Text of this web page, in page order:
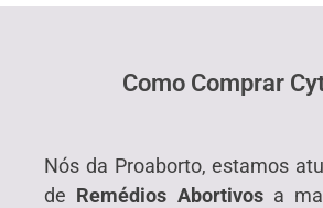
Como Comprar
Nós da Proaborto, estamos
de Remédios Abortivosa